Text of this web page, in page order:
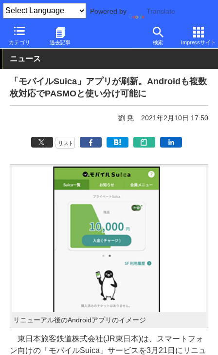
Powered by Translate
カテゴリ 過去記事 検索 Impressサイト
PC Watch 市場 サービス
ニュース
「モバイルSuica」アプリが刷新。Androidも複数
枚対応でPASMOと使い分け可能に
劉 尭 2021年2月10日 17:50
リスト
リニューアル後のAndroidアプリのイメージ
東日本旅客鉄道株式会社(JR東日本)は、スマートフォ
ン向けの「モバイルSuica」サービスを3月21日にリニュ